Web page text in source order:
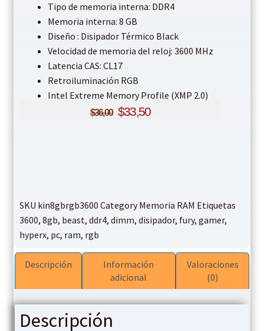
Tipo de memoria interna: DDR4
Memoria interna: 8 GB
Diseño : Disipador Térmico Black
Velocidad de memoria del reloj: 3600 MHz
Latencia CAS: CL17
Retroiluminación RGB
Intel Extreme Memory Profile (XMP 2.0)
$36,00 $33,50
SKU kin8gbrgb3600 Category Memoria RAM Etiquetas
3600, 8gb, beast, ddr4, dimm, disipador, fury, gamer,
hyperx, pc, ram, rgb
Descripción
Información
adicional
Valoraciones
(0)
Descripción